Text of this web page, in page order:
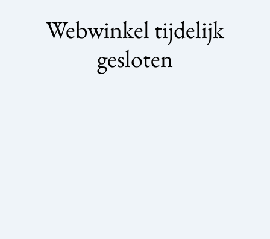
Webwinkel tijdelijk
gesloten